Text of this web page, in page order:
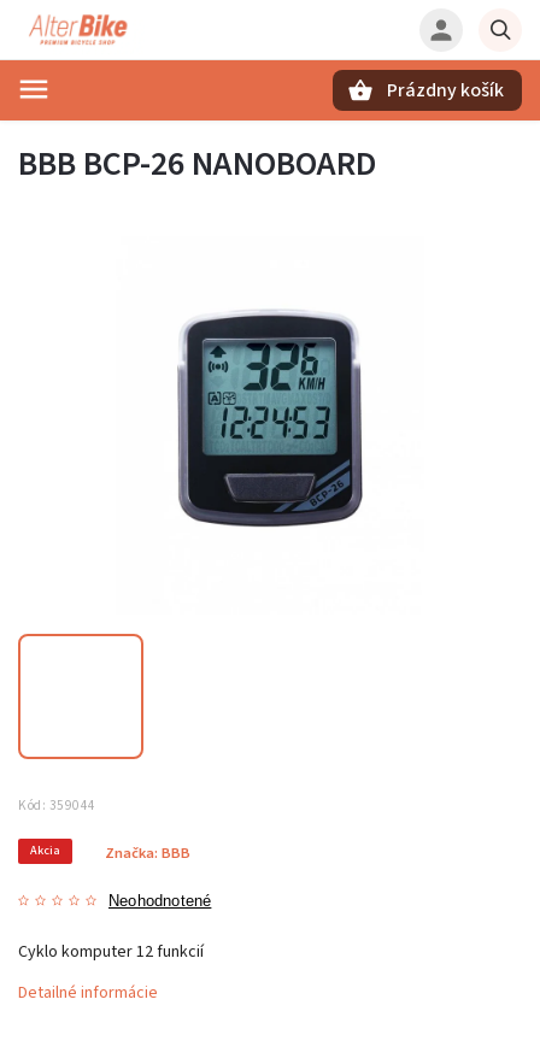
Prázdny košík
BBB BCP-26 NANOBOARD
Kód: 359044
Akcia
Neohodnotené
Značka: BBB
Cyklo komputer 12 funkcií
Detailné informácie